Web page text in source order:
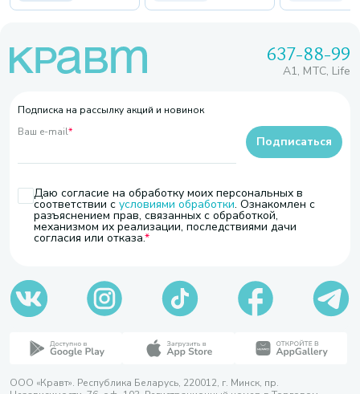
637-88-99
A1, МТС, Life
Подписка на рассылку акций и новинок
Ваш e-mail*
Даю согласие на обработку моих персональных в
соответствии с условиями обработки. Ознакомлен с
разъяснением прав, связанных с обработкой,
механизмом их реализации, последствиями дачи
согласия или отказа.
Подписаться
ООО «Кравт». Республика Беларусь, 220012, г. Минск, пр.